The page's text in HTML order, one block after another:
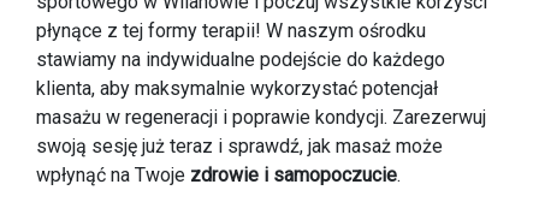
płynące z tej formy terapii! W naszym ośrodku
stawiamy na indywidualne podejście do każdego
klienta, aby maksymalnie wykorzystać potencjał
masażu w regeneracji i poprawie kondycji. Zarezerwuj
swoją sesję już teraz i sprawdź, jak masaż może
wpłynąć na Twoje zdrowie i samopoczucie.